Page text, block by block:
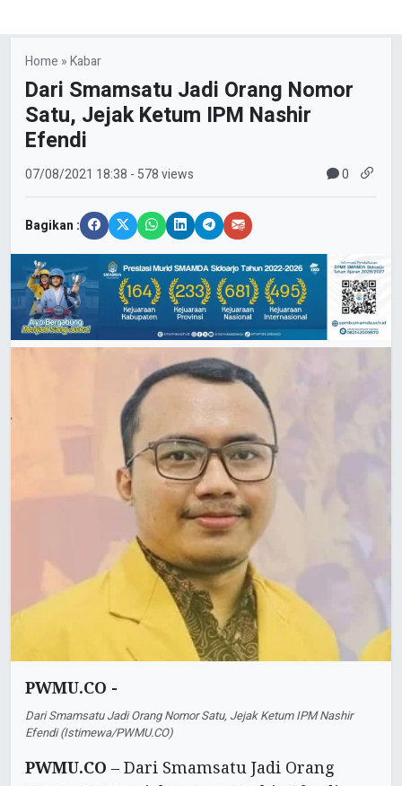
Home »Kabar
Dari Smamsatu Jadi Orang Nomor
Satu, Jejak Ketum IPM Nashir
Efendi
07/08/2021 18:38 - 578 views 0
Bagikan :
PWMU.CO -
Dari Smamsatu Jadi Orang Nomor Satu, Jejak Ketum IPM Nashir
Efendi (Istimewa/PWMU.CO)
PWMU.CO – Dari Smamsatu Jadi Orang